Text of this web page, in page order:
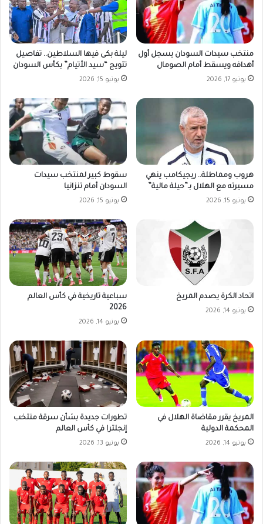
منتخب سيدات السودان يسجل أول
أهدافه ويسقط أمام الصومال
يونيو 17, 2026
ليلة بكى فيها السلاطين.. تفاصيل
تتويج “سيد الأتيام” بكأس السودان
يونيو 15, 2026
هروب ومماطلة.. ريجيكامب ينهي
مسيرته مع الهلال بـ”حيلة مالية”
يونيو 15, 2026
سقوط كبير لمنتخب سيدات
السودان أمام تنزانيا
يونيو 15, 2026
اتحاد الكرة يصدم المريخ
يونيو 14, 2026
سباعية تاريخية في كأس العالم
2026
يونيو 14, 2026
المريخ يقرر مقاضاة الهلال في
المحكمة الدولية
يونيو 14, 2026
تطورات جديدة بشأن سرقة منتخب
إنجلترا في كأس العالم
يونيو 13, 2026